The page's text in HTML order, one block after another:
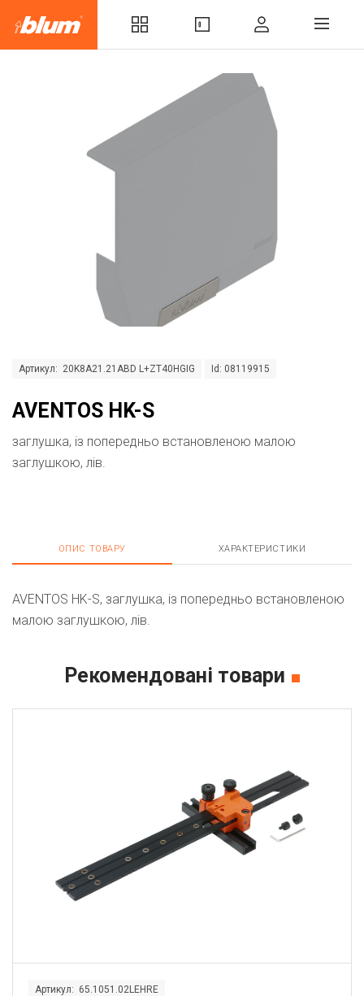
Артикул: 20K8A21.21ABD L+ZT40HGIG Id: 08119915
AVENTOS HK-S
заглушка, із попередньо встановленою малою
заглушкою, лів.
ОПИС ТОВАРУ ХАРАКТЕРИСТИКИ
AVENTOS HK-S, заглушка, із попередньо встановленою
малою заглушкою, лів.
Рекомендовані товари
Артикул: 65.1051.02LEHRE